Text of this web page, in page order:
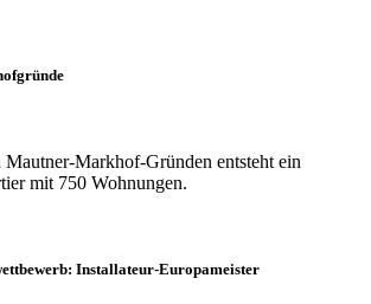
Markhof-Gründen entsteht ein
mit 750 Wohnungen.
Installateur-Europameister